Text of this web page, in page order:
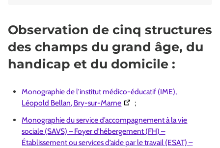
Observation de cinq structures
des champs du grand âge, du
handicap et du domicile :
Monographie de l'institut médico-éducatif (IME),
Léopold Bellan, Bry-sur-Marne(Ouverture dans une nouvelle
;
Monographie du service d’accompagnement à la vie
sociale (SAVS) – Foyer d’hébergement (FH) –
Établissement ou services d’aide par le travail (ESAT) –